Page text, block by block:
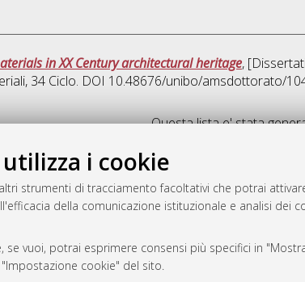
i cookie
strumenti di tracciamento facoltativi che potrai
della comunicazione istituzionale e analisi dei
vuoi, potrai esprimere consensi più specifici in
cookie" del sito.
in XX Century architectural heritage,
, 34 Ciclo. DOI 10.48676/unibo/amsdottorato/
Questa lista e' stata